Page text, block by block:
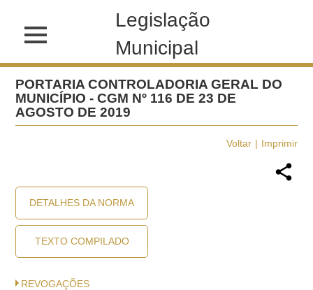
Legislação
Municipal
PORTARIA CONTROLADORIA GERAL DO
MUNICÍPIO - CGM Nº 116 DE 23 DE
AGOSTO DE 2019
Voltar Imprimir
DETALHES DA NORMA
TEXTO COMPILADO
REVOGAÇÕES